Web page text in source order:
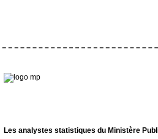
Les analystes statistiques du Ministère